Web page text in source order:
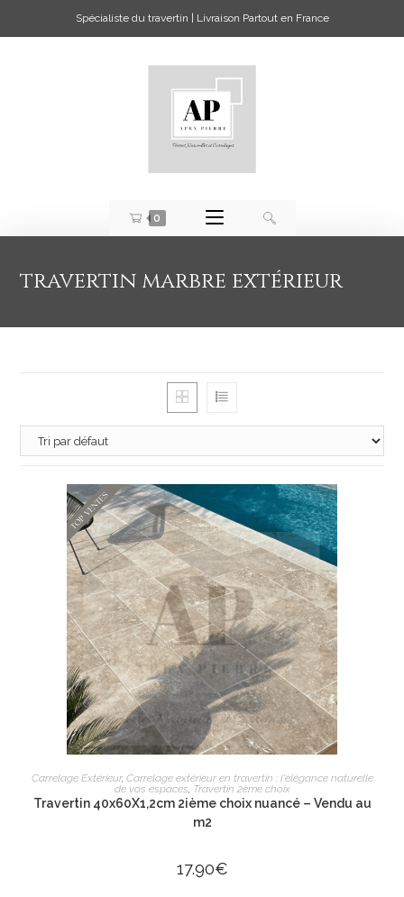
Spécialiste du travertin | Livraison Partout en France
0
travertin marbre extérieur
AJOUTER AU PANIER
Carrelage Extérieur, Carrelage extérieur en travertin : l'élégance naturelle
de vos espaces, Travertin 2ème choix
Travertin 40x60X1,2cm 2ième choix nuancé – Vendu au
m2
17.90€